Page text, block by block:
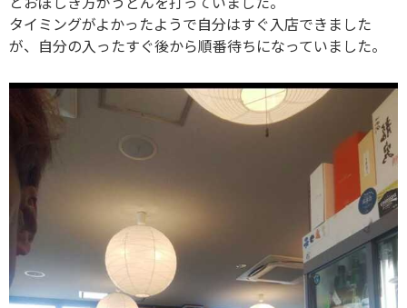
タイミングがよかったようで自分はすぐ入店できました
が、自分の入ったすぐ後から順番待ちになっていました。